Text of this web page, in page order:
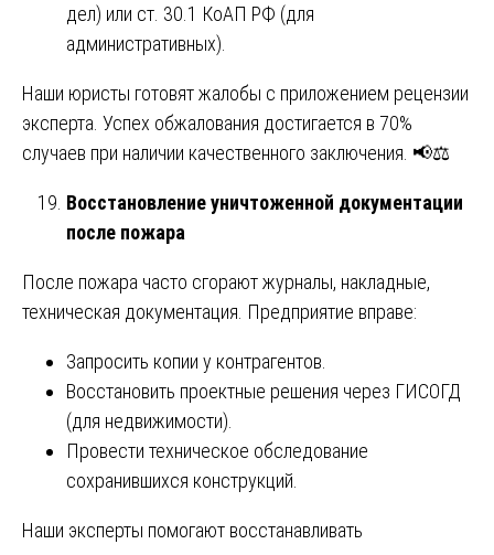
дел) или ст. 30.1 КоАП РФ (для
административных).
Наши юристы готовят жалобы с приложением рецензии
эксперта. Успех обжалования достигается в 70%
случаев при наличии качественного заключения. 📢⚖️
Восстановление уничтоженной документации
после пожара
После пожара часто сгорают журналы, накладные,
техническая документация. Предприятие вправе:
Запросить копии у контрагентов.
Восстановить проектные решения через ГИСОГД
(для недвижимости).
Провести техническое обследование
сохранившихся конструкций.
Наши эксперты помогают восстанавливать